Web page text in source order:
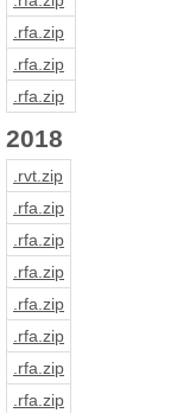
.rfa .zip
.rfa .zip
.rfa .zip
2018
.rvt .zip
.rfa .zip
.rfa .zip
.rfa .zip
.rfa .zip
.rfa .zip
.rfa .zip
.rfa .zip